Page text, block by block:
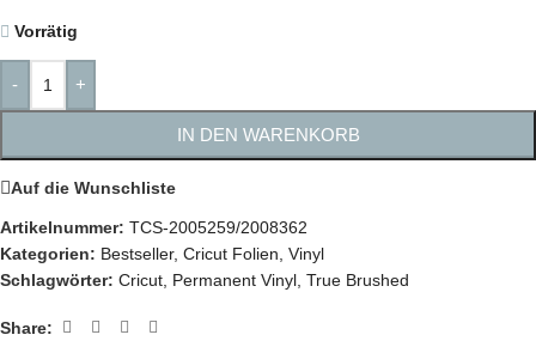
Vorrätig
- +
IN DEN WARENKORB
Auf die Wunschliste
Artikelnummer: TCS-2005259/2008362
Kategorien: Bestseller, Cricut Folien Vinyl
Schlagwörter: Cricut Permanent Vinyl True Brushed
Share: